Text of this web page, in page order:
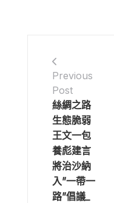
Previous
Post
絲綢之路
生態脆弱
王文一包
養彪建言
將治沙納
入”一帶一
路”倡議_